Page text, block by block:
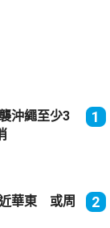
沖繩至少3
1
華東 或周
2